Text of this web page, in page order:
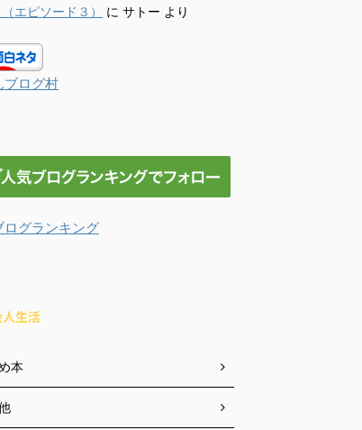
エピソード３）
に サトー より
ブログ村
ログランキング
生活
本